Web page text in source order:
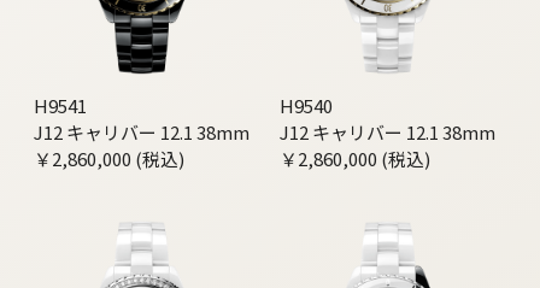
H9541
J12 キャリバー 12.1 38mm
￥2,860,000 (税込)
H9540
J12 キャリバー 12.1 38mm
￥2,860,000 (税込)